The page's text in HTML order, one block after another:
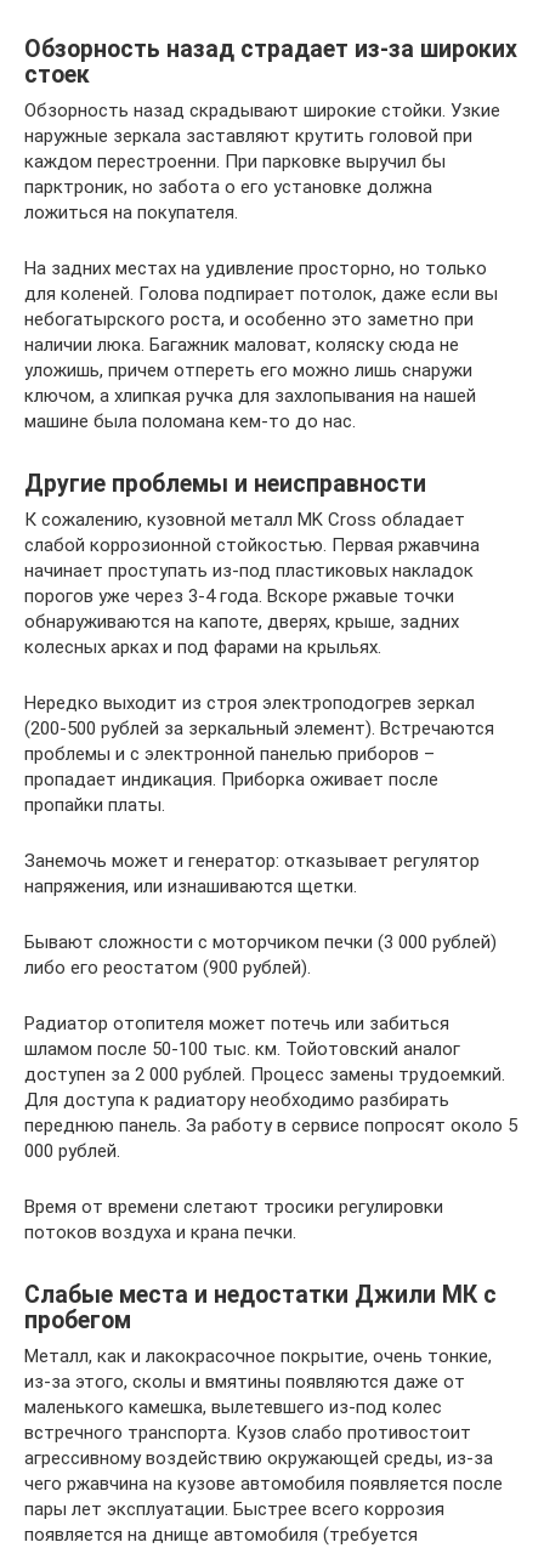
Обзорность назад страдает из-за широких
стоек
Обзорность назад скрадывают широкие стойки. Узкие
наружные зеркала заставляют крутить головой при
каждом перестроенни. При парковке выручил бы
парктроник, но забота о его установке должна
ложиться на покупателя.
На задних местах на удивление просторно, но только
для коленей. Голова подпирает потолок, даже если вы
небогатырского роста, и особенно это заметно при
наличии люка. Багажник маловат, коляску сюда не
уложишь, причем отпереть его можно лишь снаружи
ключом, а хлипкая ручка для захлопывания на нашей
машине была поломана кем-то до нас.
Другие проблемы и неисправности
К сожалению, кузовной металл MK Cross обладает
слабой коррозионной стойкостью. Первая ржавчина
начинает проступать из-под пластиковых накладок
порогов уже через 3-4 года. Вскоре ржавые точки
обнаруживаются на капоте, дверях, крыше, задних
колесных арках и под фарами на крыльях.
Нередко выходит из строя электроподогрев зеркал
(200-500 рублей за зеркальный элемент). Встречаются
проблемы и с электронной панелью приборов –
пропадает индикация. Приборка оживает после
пропайки платы.
Занемочь может и генератор: отказывает регулятор
напряжения, или изнашиваются щетки.
Бывают сложности c моторчиком печки (3 000 рублей)
либо его реостатом (900 рублей).
Радиатор отопителя может потечь или забиться
шламом после 50-100 тыс. км. Тойотовский аналог
доступен за 2 000 рублей. Процесс замены трудоемкий.
Для доступа к радиатору необходимо разбирать
переднюю панель. За работу в сервисе попросят около 5
000 рублей.
Время от времени слетают тросики регулировки
потоков воздуха и крана печки.
Слабые места и недостатки Джили МК с
пробегом
Металл, как и лакокрасочное покрытие, очень тонкие,
из-за этого, сколы и вмятины появляются даже от
маленького камешка, вылетевшего из-под колес
встречного транспорта. Кузов слабо противостоит
агрессивному воздействию окружающей среды, из-за
чего ржавчина на кузове автомобиля появляется после
пары лет эксплуатации. Быстрее всего коррозия
появляется на днище автомобиля (требуется